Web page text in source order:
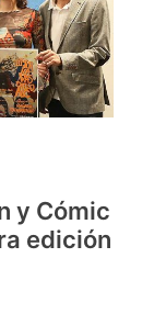
y Cómic
edición